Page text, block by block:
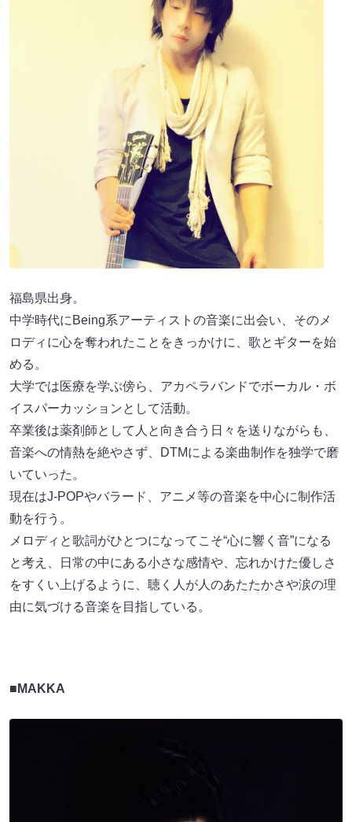
中学時代にBeing系アーティストの音楽に出会い、そのメ
ロディに心を奪われたことをきっかけに、歌とギターを始
める。
大学では医療を学ぶ傍ら、アカペラバンドでボーカル・ボ
イスパーカッションとして活動。
卒業後は薬剤師として人と向き合う日々を送りながらも、
音楽への情熱を絶やさず、DTMによる楽曲制作を独学で磨
いていった。
現在はJ-POPやバラード、アニメ等の音楽を中心に制作活
動を行う。
メロディと歌詞がひとつになってこそ“心に響く音”になる
と考え、日常の中にある小さな感情や、忘れかけた優しさ
をすくい上げるように、聴く人が人のあたたかさや涙の理
由に気づける音楽を目指している。